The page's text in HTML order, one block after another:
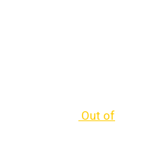
Out of